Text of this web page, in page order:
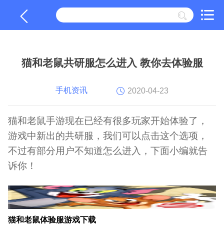
猫和老鼠共研服怎么进入 教你去体验服
手机资讯 2020-04-23
猫和老鼠手游现在已经有很多玩家开始体验了，
游戏中新出的共研服，我们可以点击这个选项，
不过有部分用户不知道怎么进入，下面小编就告
诉你！
猫和老鼠体验服游戏下载